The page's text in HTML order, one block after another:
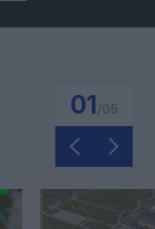
01